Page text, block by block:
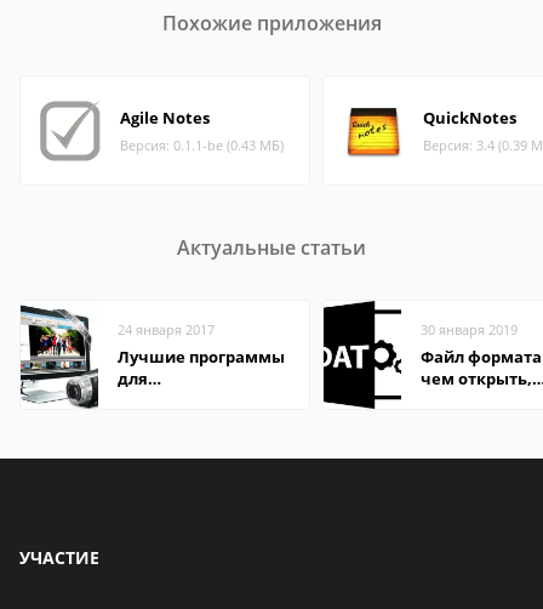
Похожие приложения
Agile Notes
Версия: 0.1.1-be (0.43 МБ)
QuickNotes
Версия: 3.4 (0.39
Актуальные статьи
24 января 2017
Лучшие программы
для
30 января 2019
Файл формата
чем открыть,
УЧАСТИЕ